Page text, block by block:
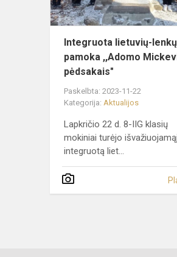
Integruota lietuvių-
pamoka ,,Adomo
pėdsakais"
Paskelbta: 2023-11-22
Kategorija: Aktualijos
Lapkričio 22 d. 8-IIG klasių
mokiniai turėjo
integruotą liet...